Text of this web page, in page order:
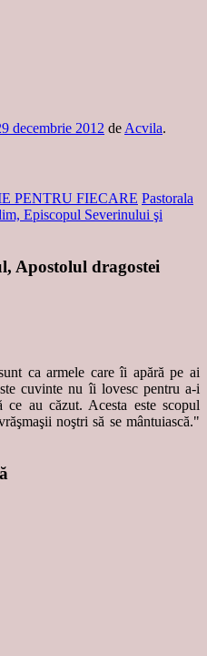
decembrie 2012 de Acvila.
PENTRU FIECARE Pastorala
Episcopul Severinului şi
Apostolul dragostei
ca armele care îi apără pe ai
cuvinte nu îi lovesc pentru a-i
au căzut. Acesta este scopul
noştri să se mântuiască."